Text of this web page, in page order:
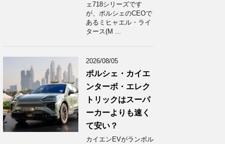
ェ718シリーズです
が、ポルシェのCEOで
あるミヒャエル・ライ
タース(M ...
2026/08/05
ポルシェ・カイエ
ンターボ・エレク
トリックはスーパ
ーカーよりも速く
て安い？
カイエンEVがランボル